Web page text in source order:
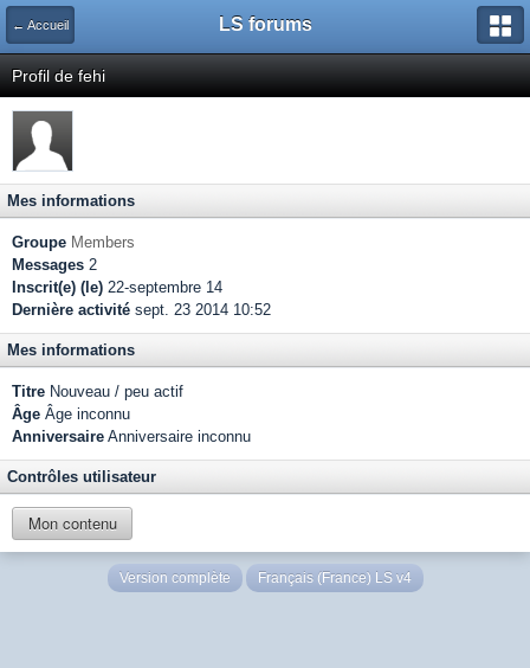
← Accueil LS forums
Profil de fehi
Mes informations
Groupe Members
Messages 2
Inscrit(e) (le) 22-septembre 14
Dernière activité sept. 23 2014 10:52
Mes informations
Titre Nouveau / peu actif
Âge Âge inconnu
Anniversaire Anniversaire inconnu
Contrôles utilisateur
Mon contenu
Version complète Français (France) LS v4